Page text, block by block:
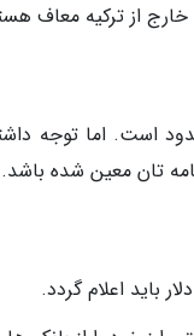
از ترکیه معاف
است. اما توجه
تان معین شده باشد.